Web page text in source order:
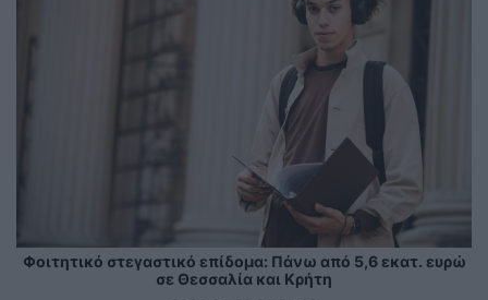
Φοιτητικό στεγαστικό επίδομα: Πάνω από 5,6 εκατ. ευρώ
σε Θεσσαλία και Κρήτη